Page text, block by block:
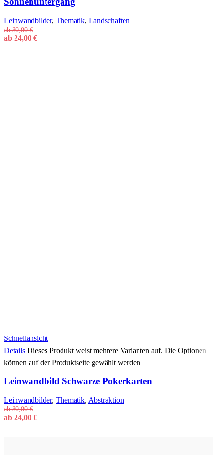
Leinwandbilder, Thematik, Landschaften
ab30,00€
ab 24,00 €
Schnellansicht
Details Dieses Produkt weist mehrere Varianten auf. Die Optionen
können auf der Produktseite gewählt werden
Leinwandbild Schwarze Pokerkarten
Leinwandbilder, Thematik, Abstraktion
ab30,00€
ab 24,00 €